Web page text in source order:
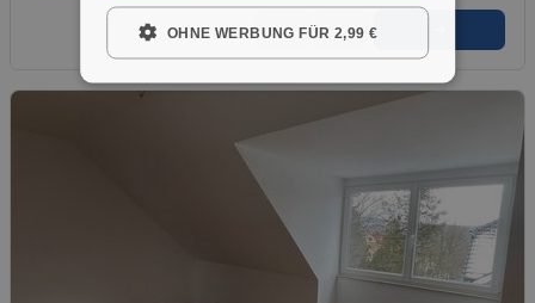
★ ➦
OHNE WERBUNG FÜR 2,99 €